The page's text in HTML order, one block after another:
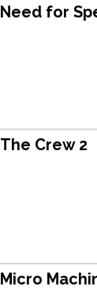
Need for
The Crew 2
Micro